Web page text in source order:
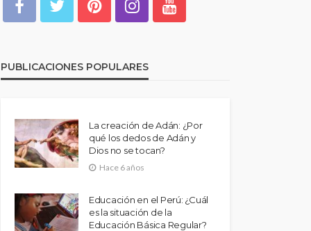
PUBLICACIONES POPULARES
La creación de Adán: ¿Por
qué los dedos de Adán y
Dios no se tocan?
Hace 6 años
Educación en el Perú: ¿Cuál
es la situación de la
Educación Básica Regular?